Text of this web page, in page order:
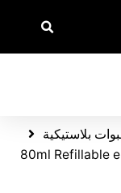
بلاستيكية
80ml Refillable